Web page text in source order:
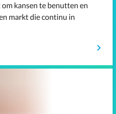
kansen te benutten en
markt die continu in